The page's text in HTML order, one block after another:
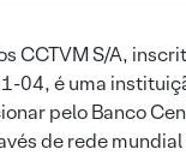
CCTVM S/A,
04, é uma
pelo Banco
de rede